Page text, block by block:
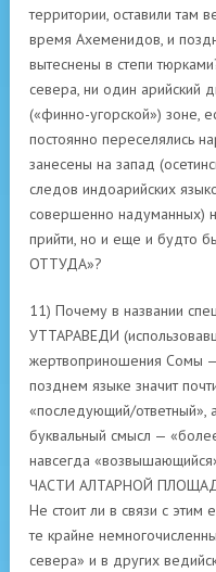
территории, оставили там
время Ахеменидов, и
вытеснены в степи
севера, ни один арийский
(«финно-угорской») зоне,
постоянно переселялись
занесены на запад
следов индоарийских
совершенно надуманных)
прийти, но и еще и
ОТТУДА»?
11) Почему в названии
УТТАРАВЕДИ
жертвоприношения Сомы
позднем языке значит
«последующий/ответный»,
буквальный смысл —
навсегда
ЧАСТИ АЛТАРНОЙ
Не стоит ли в связи с этим
те крайне
севера» и в других